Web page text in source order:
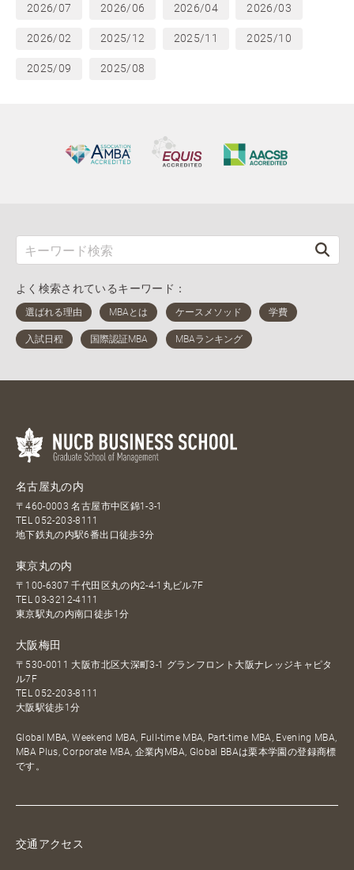
2026/07 2026/06 2026/04 2026/03
2026/02 2025/12 2025/11 2025/10
2025/09 2025/08
よく検索されているキーワード：
名古屋丸の内
〒460-0003 名古屋市中区錦1-3-1
TEL052-203-8111
地下鉄丸の内駅6番出口徒歩3分
東京丸の内
〒100-6307 千代田区丸の内2-4-1丸ビル7F
TEL03-3212-4111
東京駅丸の内南口徒歩1分
大阪梅田
〒530-0011 大阪市北区大深町3-1 グランフロント大阪ナレッジキャピタ
ル7F
TEL052-203-8111
大阪駅徒歩1分
Global MBA, Weekend MBA, Full-time MBA, Part-time MBA, Evening MBA,
MBA Plus, Corporate MBA, 企業内MBA, Global BBAは栗本学園の登録商標
です。
交通アクセス